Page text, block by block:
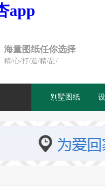
app
海量图纸任你选择
精/心/打/造/精/品/
别墅图纸